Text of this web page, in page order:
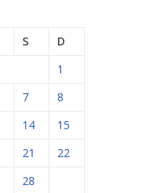
S
D
1
7
8
14
15
21
22
28